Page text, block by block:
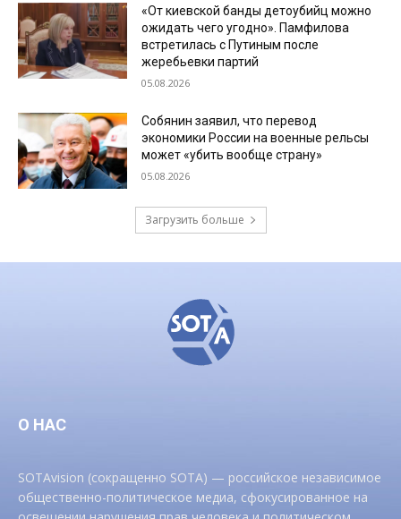
«От киевской банды детоубийц можно
ожидать чего угодно». Памфилова
встретилась с Путиным после
жеребьевки партий
05.08.2026
Собянин заявил, что перевод
экономики России на военные рельсы
может «убить вообще страну»
05.08.2026
Загрузить больше
О НАС
SOTAvision (сокращенно SOTA) — российское независимое
общественно-политическое медиа, сфокусированное на